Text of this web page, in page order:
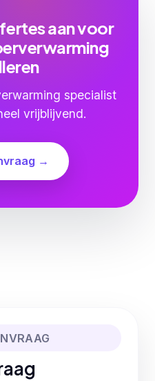
aan voor
specialist
vrijblijvend.
→